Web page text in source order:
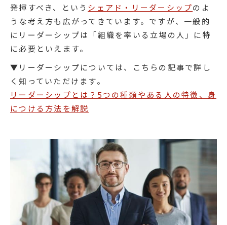
発揮すべき、という シェアド・リーダーシップのよ
うな考え方も広がってきています。ですが、一般的
にリーダーシップは「組織を率いる立場の人」に特
に必要といえます。
▼リーダーシップについては、こちらの記事で詳し
く知っていただけます。
リーダーシップとは？5つの種類やある人の特徴、身
につける方法を解説